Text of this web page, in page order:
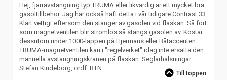
Hej, fjärravstängning typ TRUMA eller likvärdig är ett mycket bra
gasoltillbehör. Jag har också haft detta i vår tidigare Contrast 33.
Klart vettigt eftersom den stänger av gasolen vid flaskan. Så fort
som magnetventilen blir strömlös så stängs gasolen av. Kostar
dessutom under 1000-lappen på Hjermans eller Båtaccenten.
TRUMA-magnetventilen kan i "regelverket" idag inte ersätta den
manuella avstängningskranen på flaskan. Seglarhälsningar
Stefan Kindeborg, ordf. BTN
Till toppen